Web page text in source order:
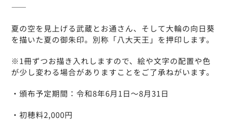
――
夏の空を見上げる武蔵とお通さん、そして大輪の向日葵
を描いた夏の御朱印。別称「八大天王」を押印します。
※1冊ずつお描き入れしますので、絵や文字の配置や色
が少し変わる場合がありますことをご了承ねがいます。
・頒布予定期間：令和8年6月1日～8月31日
・初穂料2,000円